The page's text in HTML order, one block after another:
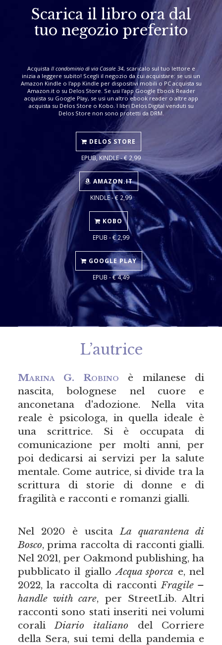
Scarica il libro ora dal
tuo negozio preferito
Acquista Il condominio di via Casale 34, scaricalo sul tuo lettore e
inizia a leggere subito! Scegli il negozio da cui acquistare: se usi un
Amazon Kindle o l'app Kindle per dispositivi mobili o PC acquista su
Amazon.it o su Delos Store. Se usi l'app Google Ebook Reader
acquista su Google Play, se usi un altro ebook reader o altre app
acquista su Delos Store o Kobo. I libri Delos Digital venduti su
Delos Store non sono protetti da DRM.
DELOS STORE
EPUB, KINDLE - € 2,99
AMAZON.IT
KINDLE - € 2,99
KOBO
EPUB - € 2,99
GOOGLE PLAY
EPUB - € 4,49
L’autrice
Marina G. Robino è milanese di
nascita, bolognese nel cuore e
anconetana d'adozione. Nella vita
reale è psicologa, in quella ideale è
una scrittrice. Si è occupata di
comunicazione per molti anni, per
poi dedicarsi ai servizi per la salute
mentale. Come autrice, si divide tra la
scrittura di storie di donne e di
fragilità e racconti e romanzi gialli.
Nel 2020 è uscita La quarantena di
Bosco, prima raccolta di racconti gialli.
Nel 2021, per Oakmond publishing, ha
pubblicato il gialloAcqua sporca e, nel
2022, la raccolta di racconti Fragile –
handle with care, per StreetLib. Altri
racconti sono stati inseriti nei volumi
corali Diario italiano del Corriere
della Sera, sui temi della pandemia e